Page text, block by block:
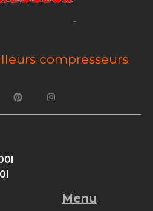
compresseurs
Menu